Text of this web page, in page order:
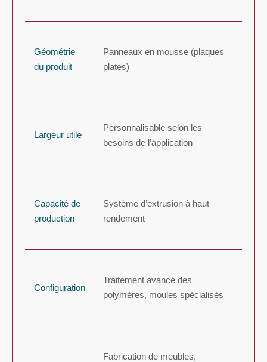
Géométrie
du produit
Panneaux en mousse (plaques
plates)
Largeur utile
Personnalisable selon les
besoins de l’application
Capacité de
production
Système d’extrusion à haut
rendement
Configuration
Traitement avancé des
polymères, moules spécialisés
Fabrication de meubles,